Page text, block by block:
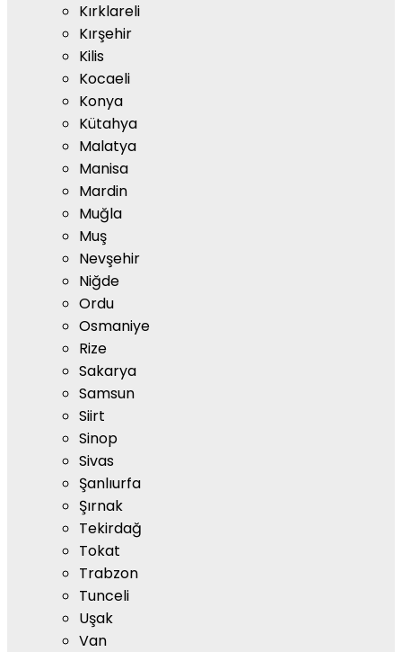
Kırklareli
Kırşehir
Kilis
Kocaeli
Konya
Kütahya
Malatya
Manisa
Mardin
Muğla
Muş
Nevşehir
Niğde
Ordu
Osmaniye
Rize
Sakarya
Samsun
Siirt
Sinop
Sivas
Şanlıurfa
Şırnak
Tekirdağ
Tokat
Trabzon
Tunceli
Uşak
Van